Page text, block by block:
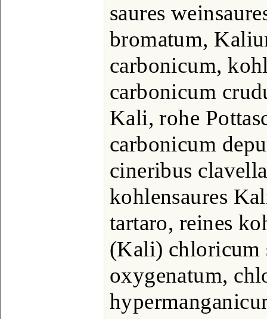
saures
bromatum,
carbonicum,
carbonicum
Kali, rohe
carbonicum
cineribus
kohlensaures
tartaro, reines
(Kali) chloricum
oxygenatum,